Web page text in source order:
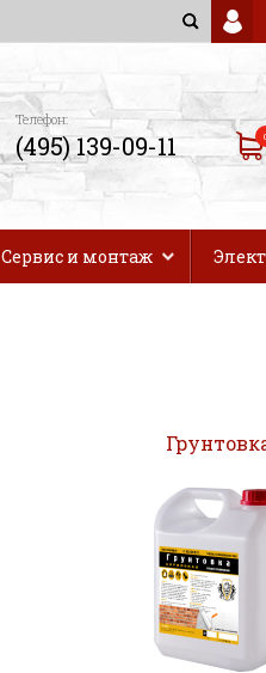
Телефон:
(495) 139-09-11
Сервис и монтаж